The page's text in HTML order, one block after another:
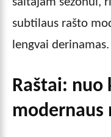
subtilaus rašto
lengvai derinamas.
Raštai: nuo
modernaus